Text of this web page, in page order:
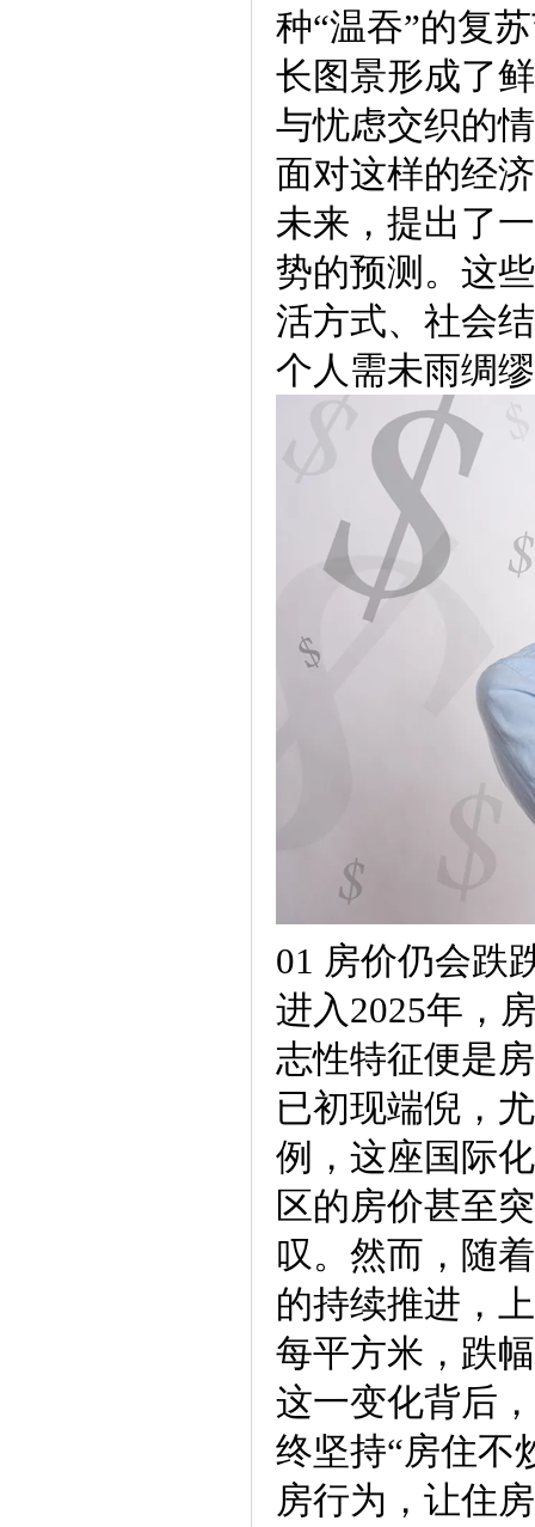
种“温吞”的复
长图景形成了
与忧虑交织的
面对这样的经
未来，提出了
势的预测。这
活方式、社会
个人需未雨绸
01 房价仍会跌
进入2025年，
志性特征便是
已初现端倪，
例，这座国际
区的房价甚至
叹。然而，随
的持续推进，
每平方米，跌
这一变化背后
终坚持“房住不
房行为，让住